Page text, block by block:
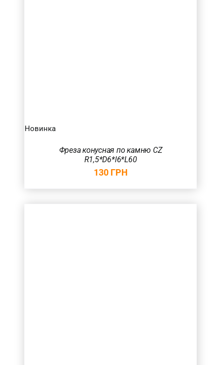
Новинка
Фреза конусная по камню CZ
R1,5*D6*l6*L60
130 ГРН